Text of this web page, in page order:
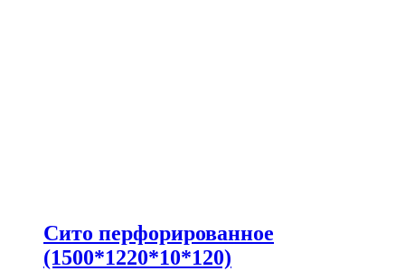
Сито перфорированное
(1500*1220*10*120)